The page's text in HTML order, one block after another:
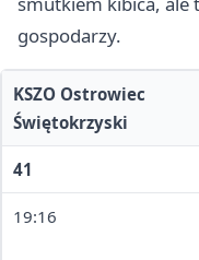
gospodarzy.
KSZO Ostrowiec
Świętokrzyski
41
19:16